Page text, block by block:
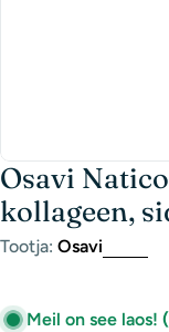
Osavi
kollageen,
Tootja: Osavi
Meil on see laos!